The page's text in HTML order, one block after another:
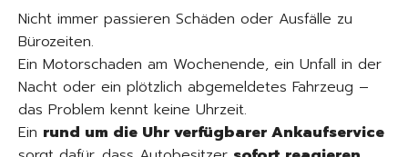
Nicht immer passieren Schäden oder Ausfälle zu
Bürozeiten.
Ein Motorschaden am Wochenende, ein Unfall in der
Nacht oder ein plötzlich abgemeldetes Fahrzeug –
das Problem kennt keine Uhrzeit.
Ein rund um die Uhr verfügbarer Ankaufservice